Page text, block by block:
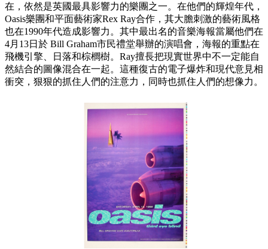
在，依然是英國最具影響力的樂團之一。在他們的輝煌年代，
Oasis樂團和平面藝術家Rex Ray合作，其大膽刺激的藝術風格
也在1990年代造成影響力。其中最出名的音樂海報當屬他們在
4月13日於 Bill Graham市民禮堂舉辦的演唱會，海報的重點在
飛機引擎、日落和棕櫚樹。Ray擅長把現實世界中不一定能自
然結合的圖像混合在一起。這種復古的電子爆炸和現代意見相
衝突，狠狠的抓住人們的注意力，同時也抓住人們的想像力。